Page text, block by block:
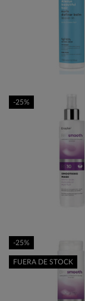
-25%
-25%
FUERA DE STOCK